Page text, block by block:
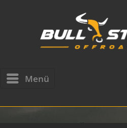
Menü